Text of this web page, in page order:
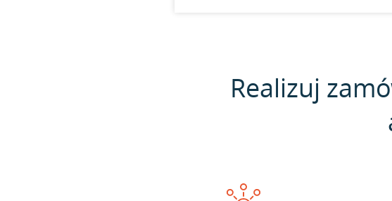
Realizuj